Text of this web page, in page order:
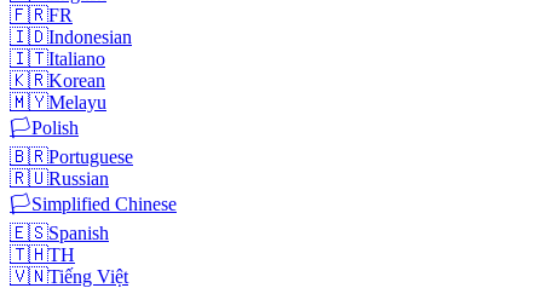
🇫🇷FR
🇮🇩Indonesian
🇮🇹Italiano
🇰🇷Korean
🇲🇾Melayu
🏳️Polish
🇧🇷Portuguese
🇷🇺Russian
🏳️Simplified Chinese
🇪🇸Spanish
🇹🇭TH
🇻🇳Tiếng Việt